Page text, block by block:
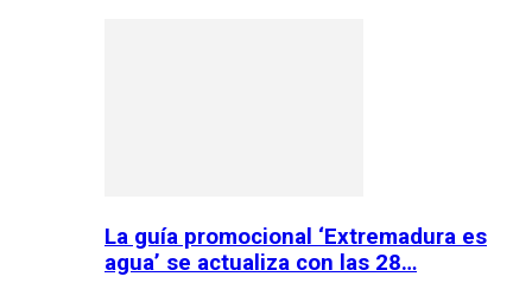
La guía promocional ‘Extremadura es
agua’ se actualiza con las 28…